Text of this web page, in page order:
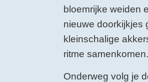
bloemrijke weiden
nieuwe doorkijkjes
kleinschalige
ritme samenkomen.
Onderweg volg je